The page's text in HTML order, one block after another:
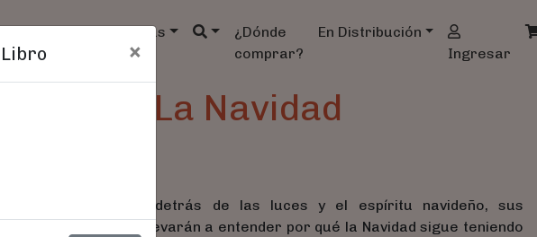
Agendas
¿Dónde
comprar?
En Distribución
Ingresar
×
De La Navidad
completa que hay detrás de las luces y el espíritu navideño, sus
los motivos que te llevarán a entender por qué la Navidad sigue teniendo